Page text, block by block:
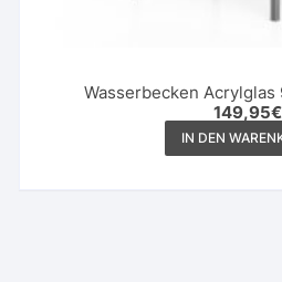
Wasserbecken
149,95€
IN DEN